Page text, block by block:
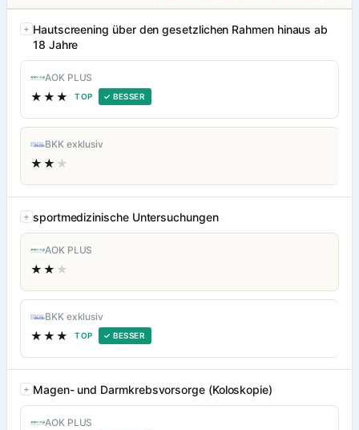
Hautscreening über den gesetzlichen Rahmen hinaus ab
18 Jahre
AOK PLUS
★★★ TOP ✓ BESSER
BKK exklusiv
★★ ★
sportmedizinische Untersuchungen
AOK PLUS
★★ ★
BKK exklusiv
★★★ TOP ✓ BESSER
Magen- und Darmkrebsvorsorge (Koloskopie)
AOK PLUS